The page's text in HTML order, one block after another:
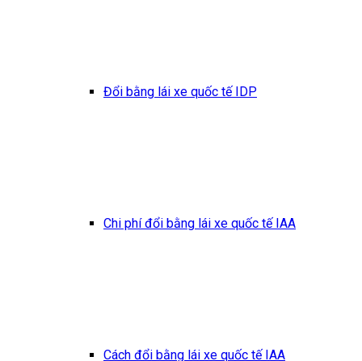
Đổi bằng lái xe quốc tế IDP
Chi phí đổi bằng lái xe quốc tế IAA
Cách đổi bằng lái xe quốc tế IAA